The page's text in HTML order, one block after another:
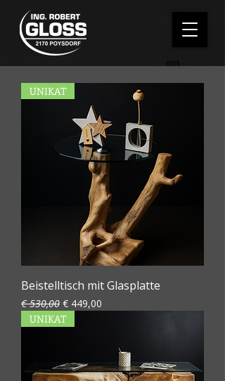
UNIKAT
Beistelltisch mit Glasplatte
Standardpreis
€ 530,00 Sale-Preis
€ 449,00
UNIKAT